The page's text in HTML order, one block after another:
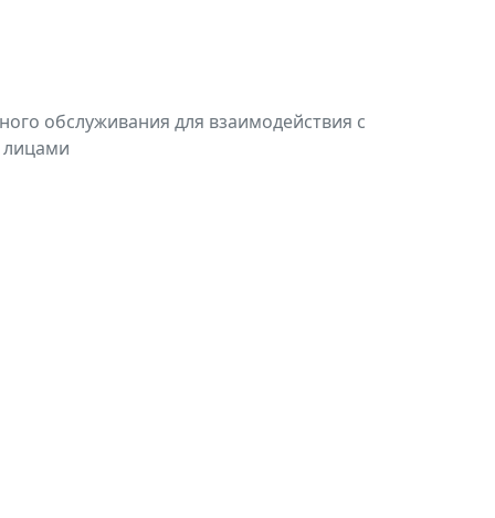
обслуживания для взаимодействия с